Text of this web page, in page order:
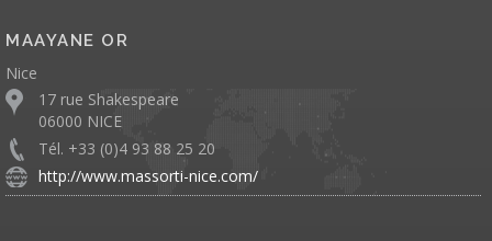
MAAYANE OR
Nice
17 rue Shakespeare
06000 NICE
Tél. +33 (0)4 93 88 25 20
http://www.massorti-nice.com/